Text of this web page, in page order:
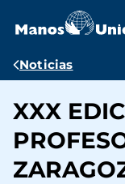
contenido
Ruta
Noticias
XXX